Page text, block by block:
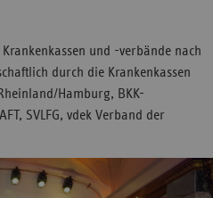
und -verbände nach
durch die Krankenkassen
Hamburg, BKK-
SVLFG, vdek Verband der